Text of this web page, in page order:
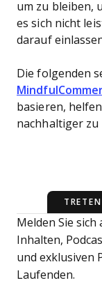
um zu bleiben,
es sich nicht
darauf
Die folgenden
basieren,
nachhaltiger zu
Melden Sie
Inhalten,
und exklusiven
Laufenden.